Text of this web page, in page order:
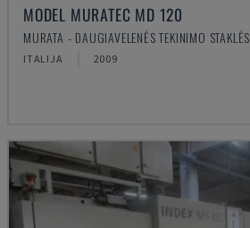
MODEL MURATEC MD 120
MURATA - DAUGIAVELENĖS TEKINIMO STAKLĖS
ITALIJA 2009